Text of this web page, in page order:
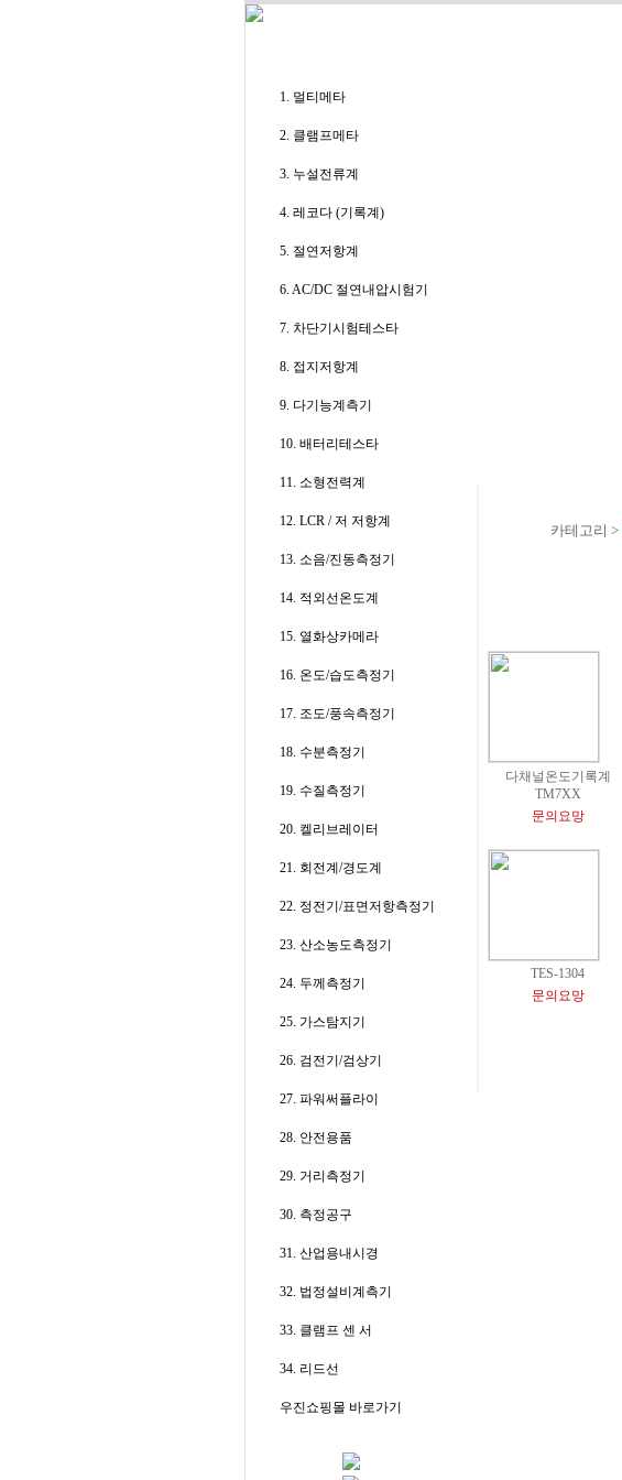
1. 멀티메타
2. 클램프메타
3. 누설전류계
4. 레코다 (기록계)
5. 절연저항계
6. AC/DC 절연내압시험기
7. 차단기시험테스타
8. 접지저항계
9. 다기능계측기
10. 배터리테스타
11. 소형전력계
12. LCR / 저 저항계
13. 소음/진동측정기
14. 적외선온도계
15. 열화상카메라
16. 온도/습도측정기
17. 조도/풍속측정기
18. 수분측정기
19. 수질측정기
20. 켈리브레이터
21. 회전계/경도계
22. 정전기/표면저항측정기
23. 산소농도측정기
24. 두께측정기
25. 가스탐지기
26. 검전기/검상기
27. 파워써플라이
28. 안전용품
29. 거리측정기
30. 측정공구
31. 산업용내시경
32. 법정설비계측기
33. 클램프 센 서
34. 리드선
우진쇼핑몰 바로가기
카테고리 >
다채널온도기록계
TM7XX
문의요망
TES-1304
문의요망